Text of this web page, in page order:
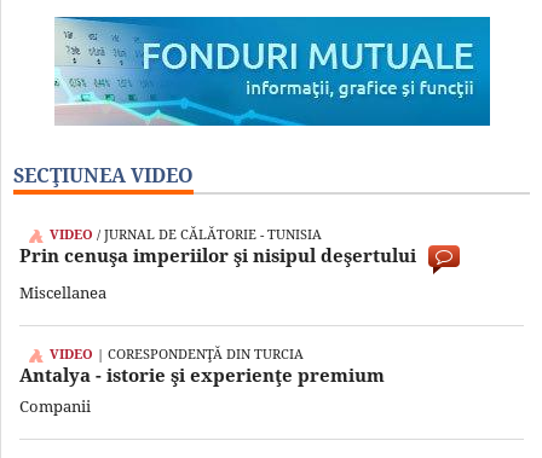
SECŢIUNEA VIDEO
VIDEO / JURNAL DE CĂLĂTORIE - TUNISIA
Prin cenuşa imperiilor şi nisipul deşertului
Miscellanea
VIDEO | CORESPONDENŢĂ DIN TURCIA
Antalya - istorie şi experienţe premium
Companii